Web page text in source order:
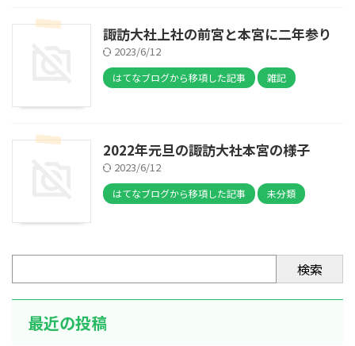
諏訪大社上社の前宮と本宮に二年参り
2023/6/12
はてなブログから移項した記事 雑記
2022年元旦の諏訪大社本宮の様子
2023/6/12
はてなブログから移項した記事 未分類
検索
最近の投稿